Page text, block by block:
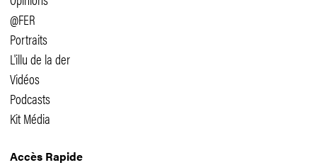
@FER
Portraits
L'illu de la der
Vidéos
Podcasts
Kit Média
Accès Rapide